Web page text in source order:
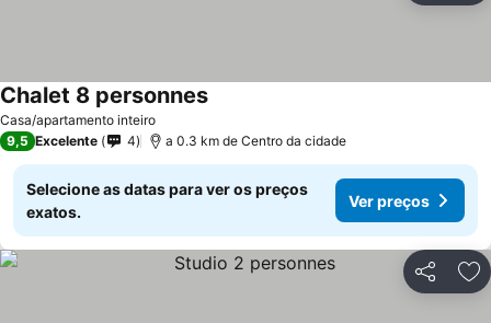
Casa/apartamento inteiro
Chalet 8 personnesVer preços
9,5 Excelente 4 a 0.3 km de Centro da cidade
Selecione as datas para ver os preços
exatos.
Ver preços
Partilhar